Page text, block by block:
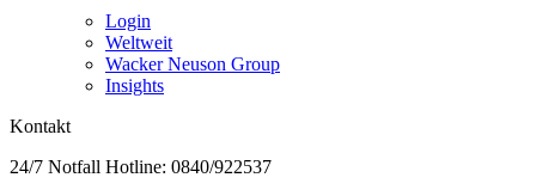
Login
Weltweit
Wacker Neuson Group
Insights
Kontakt
24/7 Notfall Hotline: 0840/922537